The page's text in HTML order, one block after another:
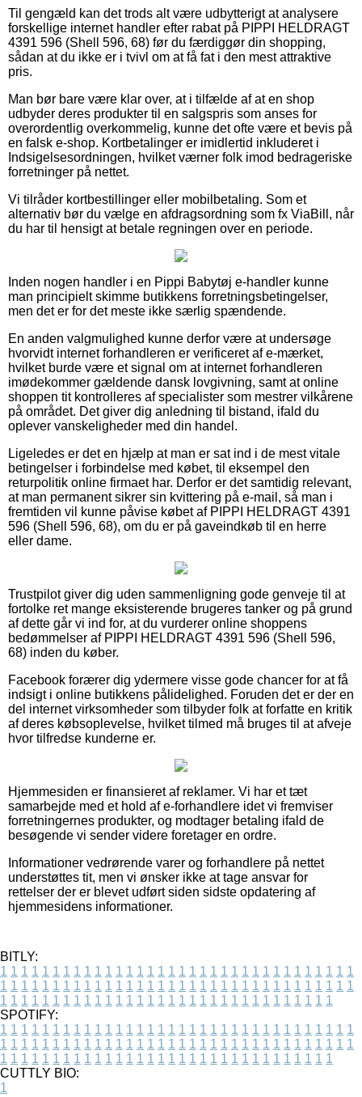
Til gengæld kan det trods alt være udbytterigt at analysere
forskellige internet handler efter rabat på PIPPI HELDRAGT
4391 596 (Shell 596, 68) før du færdiggør din shopping,
sådan at du ikke er i tvivl om at få fat i den mest attraktive
pris.
Man bør bare være klar over, at i tilfælde af at en shop
udbyder deres produkter til en salgspris som anses for
overordentlig overkommelig, kunne det ofte være et bevis på
en falsk e-shop. Kortbetalinger er imidlertid inkluderet i
Indsigelsesordningen, hvilket værner folk imod bedrageriske
forretninger på nettet.
Vi tilråder kortbestillinger eller mobilbetaling. Som et
alternativ bør du vælge en afdragsordning som fx ViaBill, når
du har til hensigt at betale regningen over en periode.
Inden nogen handler i en Pippi Babytøj e-handler kunne
man principielt skimme butikkens forretningsbetingelser,
men det er for det meste ikke særlig spændende.
En anden valgmulighed kunne derfor være at undersøge
hvorvidt internet forhandleren er verificeret af e-mærket,
hvilket burde være et signal om at internet forhandleren
imødekommer gældende dansk lovgivning, samt at online
shoppen tit kontrolleres af specialister som mestrer vilkårene
på området. Det giver dig anledning til bistand, ifald du
oplever vanskeligheder med din handel.
Ligeledes er det en hjælp at man er sat ind i de mest vitale
betingelser i forbindelse med købet, til eksempel den
returpolitik online firmaet har. Derfor er det samtidig relevant,
at man permanent sikrer sin kvittering på e-mail, så man i
fremtiden vil kunne påvise købet af PIPPI HELDRAGT 4391
596 (Shell 596, 68), om du er på gaveindkøb til en herre
eller dame.
Trustpilot giver dig uden sammenligning gode genveje til at
fortolke ret mange eksisterende brugeres tanker og på grund
af dette går vi ind for, at du vurderer online shoppens
bedømmelser af PIPPI HELDRAGT 4391 596 (Shell 596,
68) inden du køber.
Facebook forærer dig ydermere visse gode chancer for at få
indsigt i online butikkens pålidelighed. Foruden det er der en
del internet virksomheder som tilbyder folk at forfatte en kritik
af deres købsoplevelse, hvilket tilmed må bruges til at afveje
hvor tilfredse kunderne er.
Hjemmesiden er finansieret af reklamer. Vi har et tæt
samarbejde med et hold af e-forhandlere idet vi fremviser
forretningernes produkter, og modtager betaling ifald de
besøgende vi sender videre foretager en ordre.
Informationer vedrørende varer og forhandlere på nettet
understøttes tit, men vi ønsker ikke at tage ansvar for
rettelser der er blevet udført siden sidste opdatering af
hjemmesidens informationer.
BITLY:
1 1 1 1 1 1 1 1 1 1 1 1 1 1 1 1 1 1 1 1 1 1 1 1 1 1 1 1 1 1 1 1 1 1
1 1 1 1 1 1 1 1 1 1 1 1 1 1 1 1 1 1 1 1 1 1 1 1 1 1 1 1 1 1 1 1 1 1
1 1 1 1 1 1 1 1 1 1 1 1 1 1 1 1 1 1 1 1 1 1 1 1 1 1 1 1 1 1 1 1
SPOTIFY:
1 1 1 1 1 1 1 1 1 1 1 1 1 1 1 1 1 1 1 1 1 1 1 1 1 1 1 1 1 1 1 1 1 1
1 1 1 1 1 1 1 1 1 1 1 1 1 1 1 1 1 1 1 1 1 1 1 1 1 1 1 1 1 1 1 1 1 1
1 1 1 1 1 1 1 1 1 1 1 1 1 1 1 1 1 1 1 1 1 1 1 1 1 1 1 1 1 1 1 1
CUTTLY BIO:
1